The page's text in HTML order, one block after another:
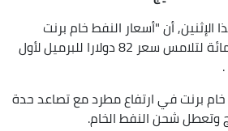
أن "أسعار النفط خام برنت
ارتفعت بنسبة 9ر10 بالمائة لتلامس سعر 82 دولارا للبرميل لأول
برنت في ارتفاع مطرد مع تصاعد حدة
شحن النفط الخام.